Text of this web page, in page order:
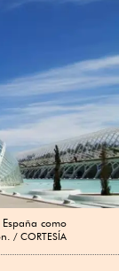
como
CORTESÍA